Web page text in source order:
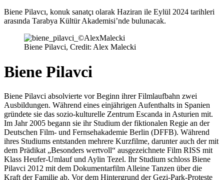
Biene Pilavcı, konuk sanatçı olarak Haziran ile Eylül 2024 tarihleri
arasında Tarabya Kültür Akademisi’nde bulunacak.
Biene Pilavci, Credit: Alex Malecki
Biene Pilavci
Biene Pilavci absolvierte vor Beginn ihrer Filmlaufbahn zwei
Ausbildungen. Während eines einjährigen Aufenthalts in Spanien
gründete sie das sozio-kulturelle Zentrum Escanda in Asturien mit.
Im Jahr 2005 begann sie ihr Studium der fiktionalen Regie an der
Deutschen Film- und Fernsehakademie Berlin (DFFB). Während
ihres Studiums entstanden mehrere Kurzfilme, darunter auch der mit
dem Prädikat „Besonders wertvoll“ ausgezeichnete Film RISS mit
Klass Heufer-Umlauf und Aylin Tezel. Ihr Studium schloss Biene
Pilavci 2012 mit dem Dokumentarfilm Alleine Tanzen über die
Kraft der Familie ab. Vor dem Hintergrund der Gezi-Park-Proteste